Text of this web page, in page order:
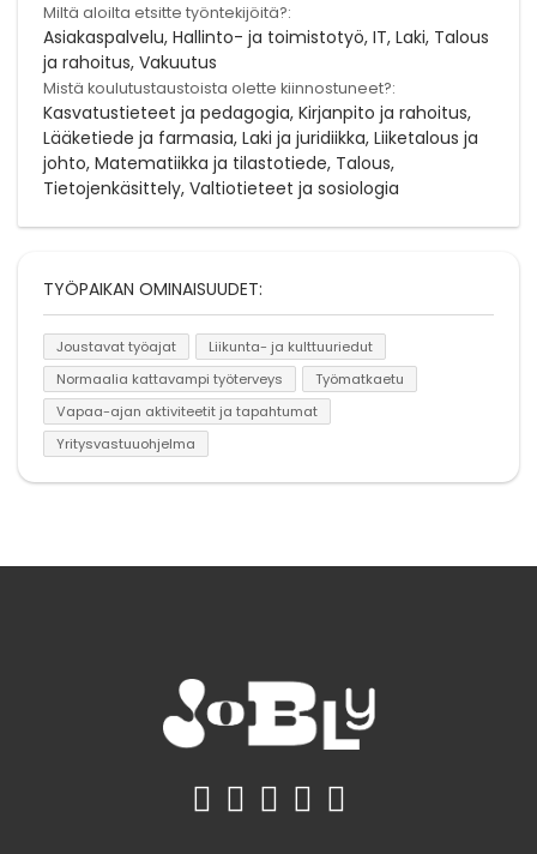
Miltä aloilta etsitte työntekijöitä?:
Asiakaspalvelu, Hallinto- ja toimistotyö, IT, Laki, Talous
ja rahoitus, Vakuutus
Mistä koulutustaustoista olette kiinnostuneet?:
Kasvatustieteet ja pedagogia, Kirjanpito ja rahoitus,
Lääketiede ja farmasia, Laki ja juridiikka, Liiketalous ja
johto, Matematiikka ja tilastotiede, Talous,
Tietojenkäsittely, Valtiotieteet ja sosiologia
TYÖPAIKAN OMINAISUUDET:
Joustavat työajat
Liikunta- ja kulttuuriedut
Normaalia kattavampi työterveys
Työmatkaetu
Vapaa-ajan aktiviteetit ja tapahtumat
Yritysvastuuohjelma